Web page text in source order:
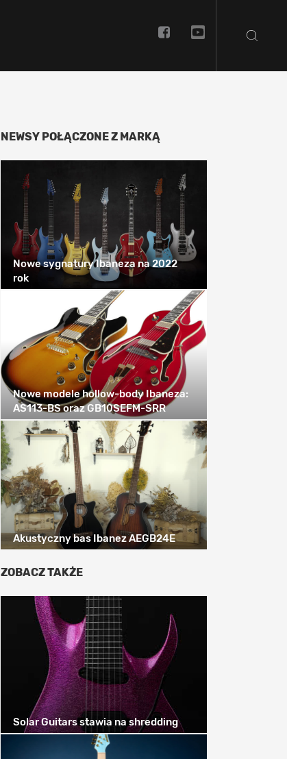
NEWSY POŁĄCZONE Z MARKĄ
Nowe sygnatury Ibaneza na 2022
rok
Nowe modele hollow-body Ibaneza:
AS113-BS oraz GB10SEFM-SRR
Akustyczny bas Ibanez AEGB24E
ZOBACZ TAKŻE
Solar Guitars stawia na shredding